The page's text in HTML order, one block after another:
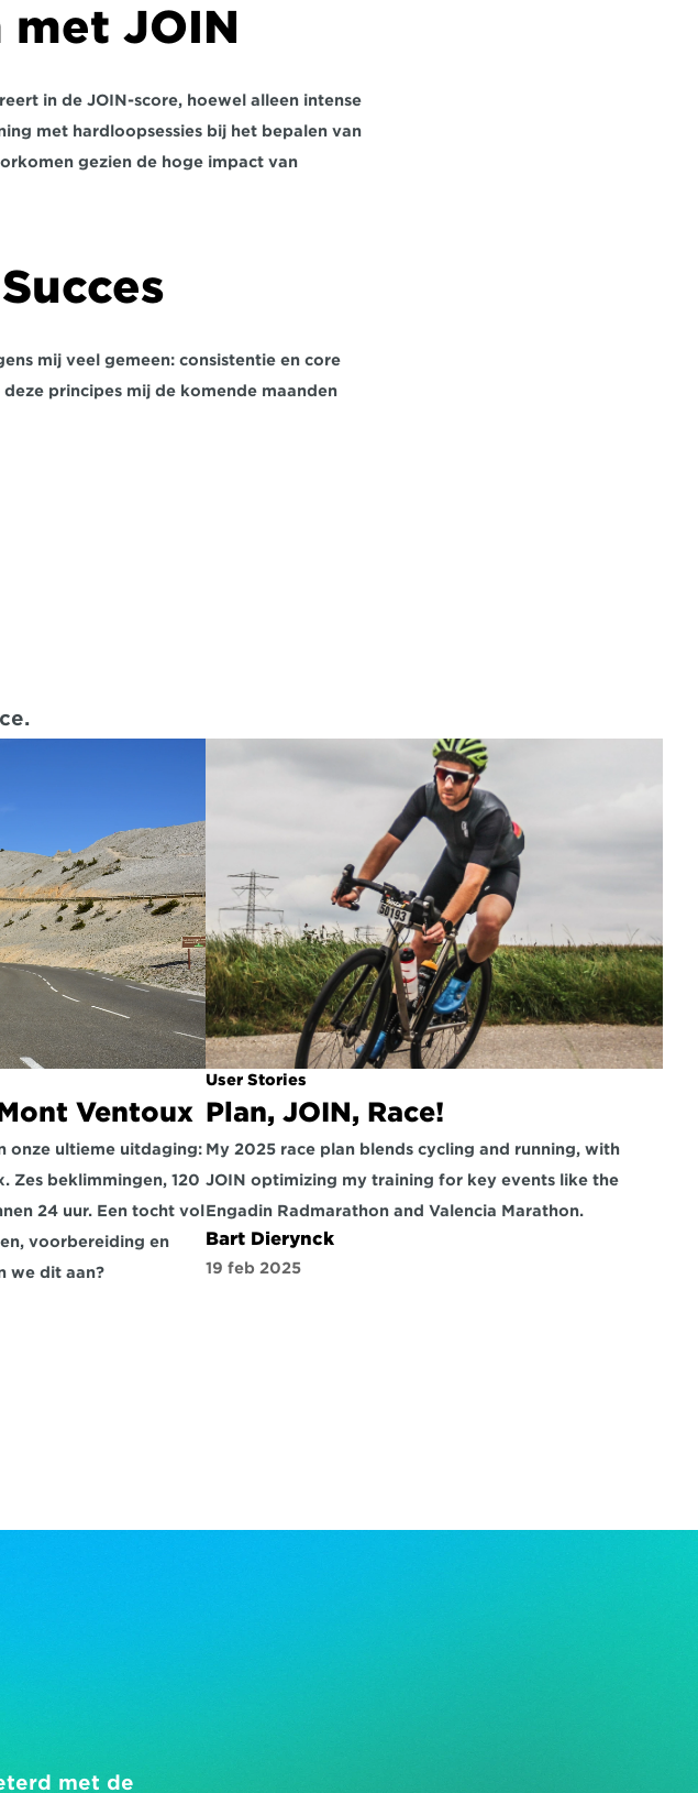
met JOIN
in de JOIN-score, hoewel alleen intense
met hardloopsessies bij het bepalen van
gezien de hoge impact van
mij veel gemeen: consistentie en core
principes mij de komende maanden
Ventoux
onze ultieme uitdaging:
Zes beklimmingen, 120
24 uur. Een tocht vol
voorbereiding en
we dit aan?
User Stories
Plan, JOIN, Race!
My 2025 race plan blends cycling and running, with
JOIN optimizing my training for key events like the
Engadin Radmarathon and Valencia Marathon.
Bart Dierynck
19 feb 2025
met de